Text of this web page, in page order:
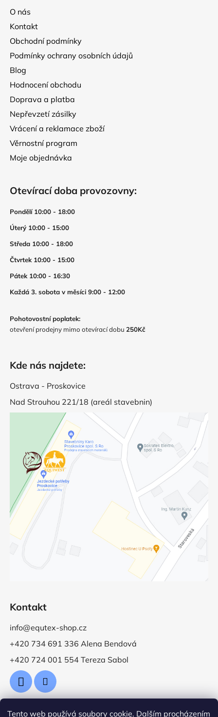
Tento web používá soubory cookie. Dalším procházením
O nás
Kontakt
Obchodní podmínky
Podmínky ochrany osobních údajů
Blog
Hodnocení obchodu
Doprava a platba
Nepřevzetí zásilky
Vrácení a reklamace zboží
Věrnostní program
Moje objednávka
Otevírací doba provozovny:
Pondělí 10:00 - 18:00
Úterý 10:00 - 15:00
Středa 10:00 - 18:00
Čtvrtek 10:00 - 15:00
Pátek 10:00 - 16:30
Každá 3. sobota v měsíci 9:00 - 12:00
Pohotovostní poplatek:
otevření prodejny mimo otevírací dobu 250Kč
Kde nás najdete:
Ostrava - Proskovice
Nad Strouhou 221/18 (areál stavebnin)
Kontakt
info@equtex-shop.cz
+420 734 691 336 Alena Bendová
+420 724 001 554 Tereza Sabol